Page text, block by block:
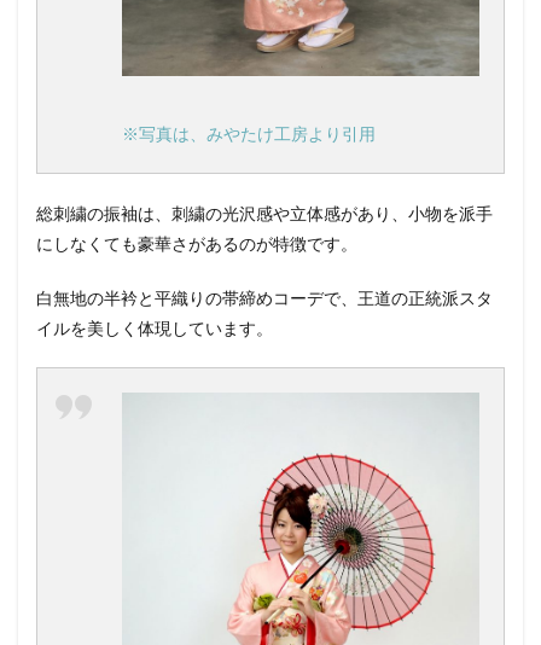
※写真は、みやたけ工房より引用
総刺繍の振袖は、刺繍の光沢感や立体感があり、小物を派手
にしなくても豪華さがあるのが特徴です。
白無地の半衿と平織りの帯締めコーデで、王道の正統派スタ
イルを美しく体現しています。